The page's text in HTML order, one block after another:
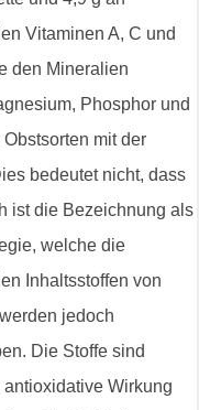
Vitaminen A, C und
den Mineralien
Phosphor und
mit der
bedeutet nicht, dass
ist die Bezeichnung als
welche die
Inhaltsstoffen von
jedoch
Die Stoffe sind
Wirkung